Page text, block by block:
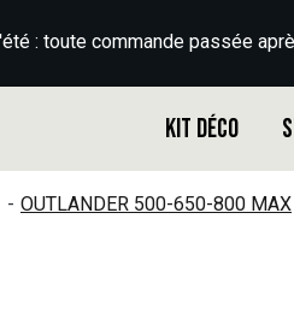
: toute commande passée
Kit déco
OUTLANDER 500-650-800 MAX